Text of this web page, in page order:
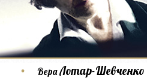
ВераЛотар-Шевченко